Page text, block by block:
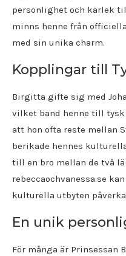
personlighet och kärlek
minns henne från
med sin unika charm.
Kopplingar till
Birgitta gifte sig med
vilket band henne till
att hon ofta reste mellan
berikade hennes
till en bro mellan de två
rebeccaochvanessa.se
kulturella utbyten
En unik
För många är Prinsessan